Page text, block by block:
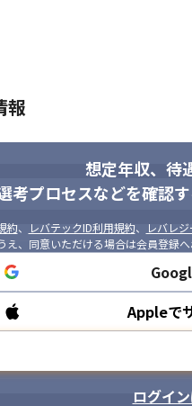
報
想定年収、待
考プロセスなどを確認
約、 レバテックID利用規約、 レバレ
え、同意いただける場合は会員登録へ
Appleで
ログイ